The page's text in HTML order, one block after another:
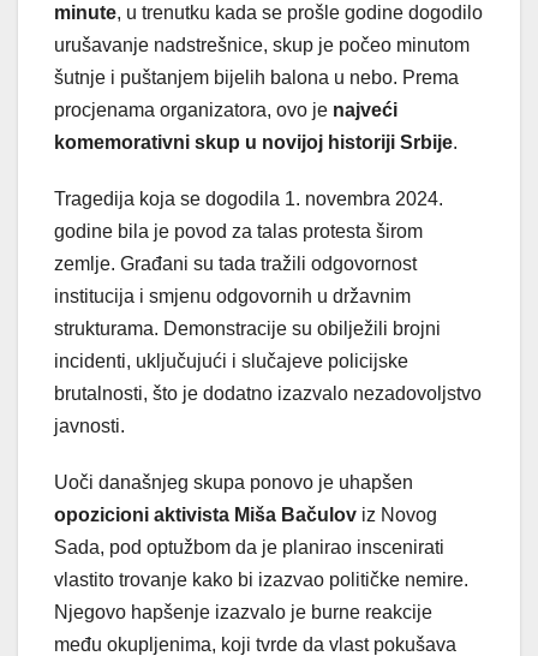
minute, u trenutku kada se prošle godine dogodilo
urušavanje nadstrešnice, skup je počeo minutom
šutnje i puštanjem bijelih balona u nebo. Prema
procjenama organizatora, ovo je najveći
komemorativni skup u novijoj historiji Srbije.
Tragedija koja se dogodila 1. novembra 2024.
godine bila je povod za talas protesta širom
zemlje. Građani su tada tražili odgovornost
institucija i smjenu odgovornih u državnim
strukturama. Demonstracije su obilježili brojni
incidenti, uključujući i slučajeve policijske
brutalnosti, što je dodatno izazvalo nezadovoljstvo
javnosti.
Uoči današnjeg skupa ponovo je uhapšen
opozicioni aktivista Miša Bačulov iz Novog
Sada, pod optužbom da je planirao inscenirati
vlastito trovanje kako bi izazvao političke nemire.
Njegovo hapšenje izazvalo je burne reakcije
među okupljenima, koji tvrde da vlast pokušava